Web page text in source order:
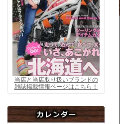
当店と当店取り扱いブランドの
雑誌掲載情報ページはこちら！